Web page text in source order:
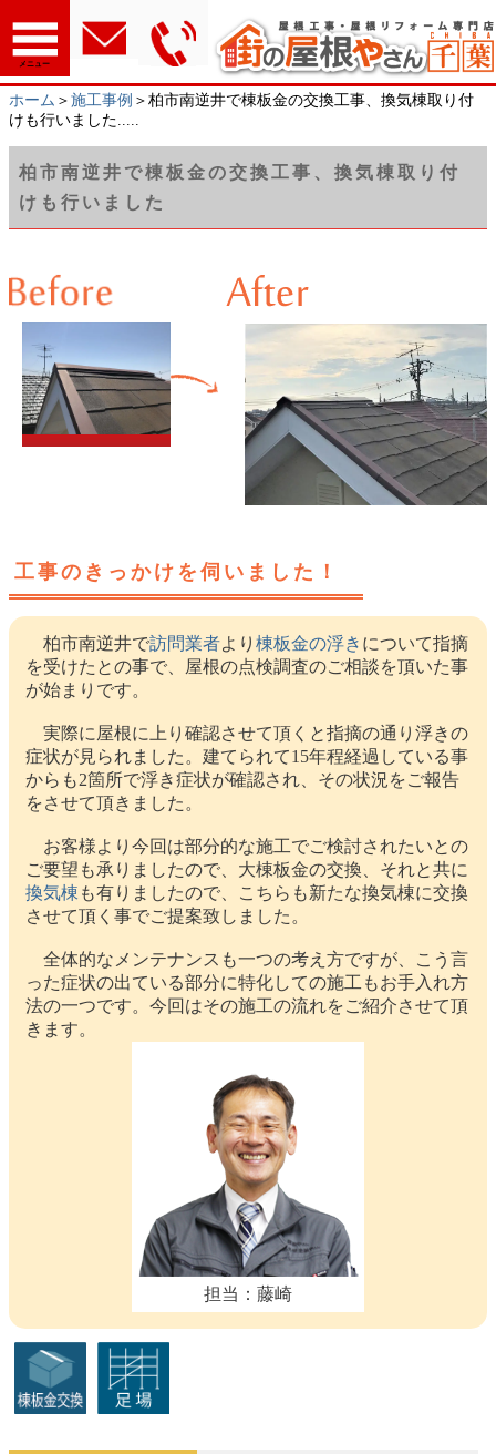
メニュー
ホーム ＞ 施工事例 ＞柏市南逆井で棟板金の交換工事、換気棟取り付
けも行いました.....
柏市南逆井で棟板金の交換工事、換気棟取り付
けも行いました
工事のきっかけを伺いました！
柏市南逆井で訪問業者より 棟板金の浮き について指摘
を受けたとの事で、屋根の点検調査のご相談を頂いた事
が始まりです。
実際に屋根に上り確認させて頂くと指摘の通り浮きの
症状が見られました。建てられて15年程経過している事
からも2箇所で浮き症状が確認され、その状況をご報告
をさせて頂きました。
お客様より今回は部分的な施工でご検討されたいとの
ご要望も承りましたので、大棟板金の交換、それと共に
換気棟 も有りましたので、こちらも新たな換気棟に交換
させて頂く事でご提案致しました。
全体的なメンテナンスも一つの考え方ですが、こう言
った症状の出ている部分に特化しての施工もお手入れ方
法の一つです。今回はその施工の流れをご紹介させて頂
きます。
担当：藤崎